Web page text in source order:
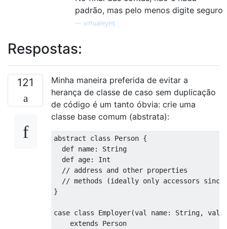
padrão, mas pelo menos digite seguro
virtualeyes
Respostas:
121
Minha maneira preferida de evitar a
herança de classe de caso sem duplicação
de código é um tanto óbvia: crie uma
classe base comum (abstrata):
abstract class Person {
def name: String
def age: Int
// address and other properties
// methods (ideally only accessors
}
case class Employer(val name: String, val
extends
Person